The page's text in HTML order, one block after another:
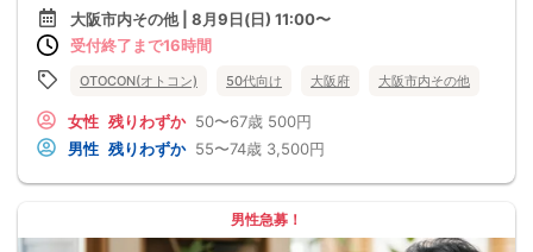
大阪市内その他 | 8月9日(日) 11:00〜
受付終了まで16時間
OTOCON(オトコン) 50代向け 大阪府 大阪市内その他
女性 残りわずか 50〜67歳 500円
男性 残りわずか 55〜74歳 3,500円
男性急募！